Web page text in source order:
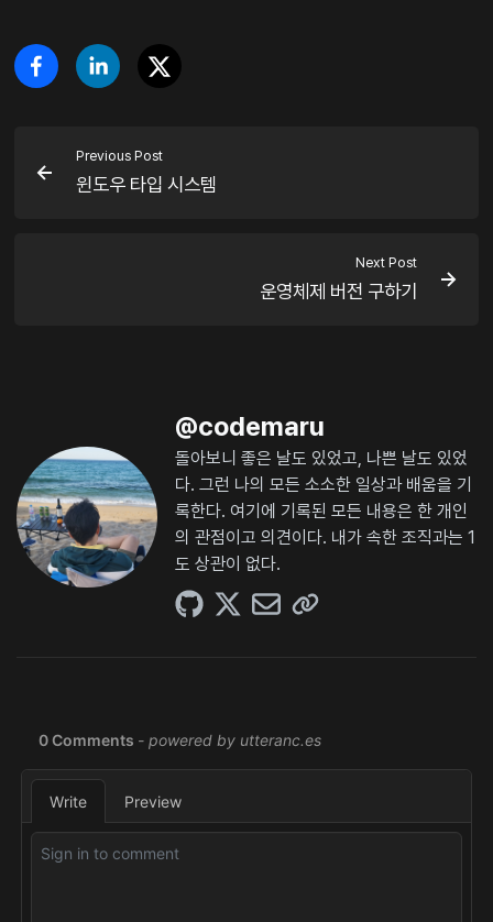
Previous Post
윈도우 타입 시스템
Next Post
운영체제 버전 구하기
@codemaru
돌아보니 좋은 날도 있었고, 나쁜 날도 있었
다. 그런 나의 모든 소소한 일상과 배움을 기
록한다. 여기에 기록된 모든 내용은 한 개인
의 관점이고 의견이다. 내가 속한 조직과는 1
도 상관이 없다.